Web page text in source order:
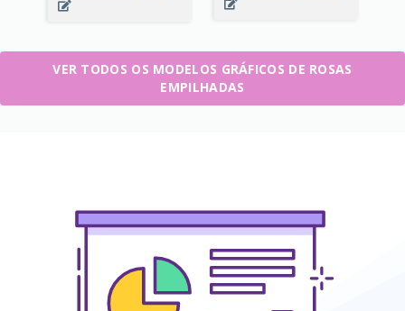
VER TODOS OS MODELOS GRÁFICOS DE ROSAS
EMPILHADAS